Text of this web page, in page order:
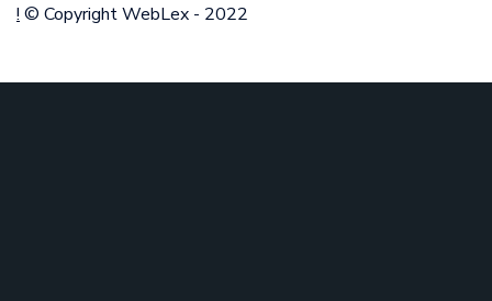
! © Copyright WebLex - 2022